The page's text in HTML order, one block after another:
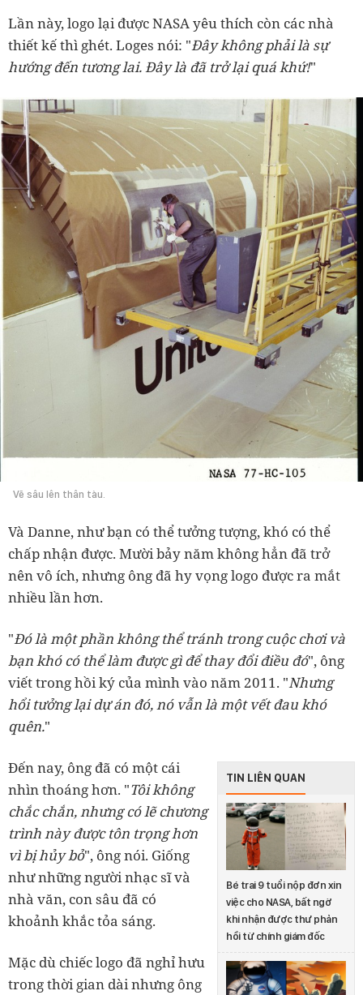
Lần này, logo lại được NASA yêu thích còn các nhà
thiết kế thì ghét. Loges nói: "Đây không phải là sự
hướng đến tương lai. Đây là đã trở lại quá khứ!"
Vẽ sâu lên thân tàu.
Và Danne, như bạn có thể tưởng tượng, khó có thể
chấp nhận được. Mười bảy năm không hẳn đã trở
nên vô ích, nhưng ông đã hy vọng logo được ra mắt
nhiều lần hơn.
"Đó là một phần không thể tránh trong cuộc chơi và
bạn khó có thể làm được gì để thay đổi điều đó", ông
viết trong hồi ký của mình vào năm 2011. "Nhưng
hổi tưởng lại dự án đó, nó vẫn là một vết đau khó
quên."
TIN LIÊN QUAN
Bé trai 9 tuổi nộp đơn xin
việc cho NASA, bất ngờ
khi nhận được thư phản
hồi từ chính giám đốc
Đến nay, ông đã có một cái
nhìn thoáng hơn. "Tôi không
chắc chắn, nhưng có lẽ chương
trình này được tôn trọng hơn
vì bị hủy bỏ", ông nói. Giống
như những người nhạc sĩ và
nhà văn, con sâu đã có
khoảnh khắc tỏa sáng.
Mặc dù chiếc logo đã nghỉ hưu
trong thời gian dài nhưng ông